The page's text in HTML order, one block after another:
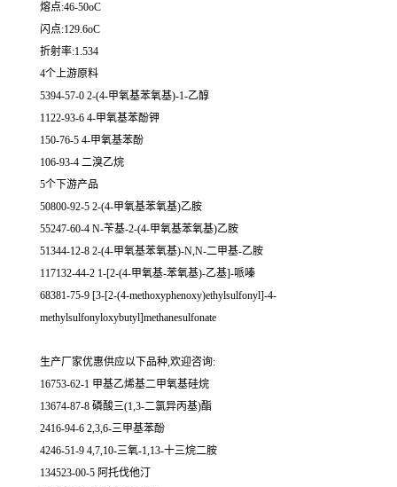
熔点:46-50oC
闪点:129.6oC
折射率:1.534
4个上游原料
5394-57-0 2-(4-甲氧基苯氧基)-1-乙醇
1122-93-6 4-甲氧基苯酚钾
150-76-5 4-甲氧基苯酚
106-93-4 二溴乙烷
5个下游产品
50800-92-5 2-(4-甲氧基苯氧基)乙胺
55247-60-4 N-苄基-2-(4-甲氧基苯氧基)乙胺
51344-12-8 2-(4-甲氧基苯氧基)-N,N-二甲基-乙胺
117132-44-2 1-[2-(4-甲氧基-苯氧基)-乙基]-哌嗪
68381-75-9 [3-[2-(4-methoxyphenoxy)ethylsulfonyl]-4-
methylsulfonyloxybutyl]methanesulfonate
生产厂家优惠供应以下品种,欢迎咨询:
16753-62-1 甲基乙烯基二甲氧基硅烷
13674-87-8 磷酸三(1,3-二氯异丙基)酯
2416-94-6 2,3,6-三甲基苯酚
4246-51-9 4,7,10-三氧-1,13-十三烷二胺
134523-00-5 阿托伐他汀